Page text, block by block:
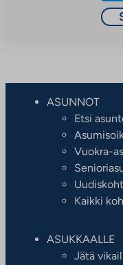
ASUNNOT
Etsi
Vuokra-
Kaikki
ASUKKAALLE
Jätä